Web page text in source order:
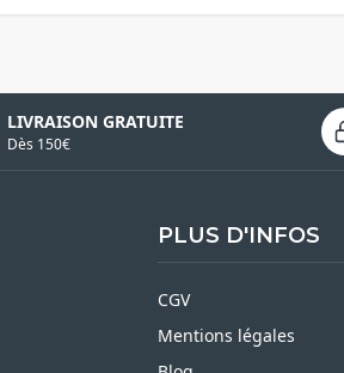
LIVRAISON GRATUITE
Dès 150€
PLUS D'INFOS
CGV
Mentions légales